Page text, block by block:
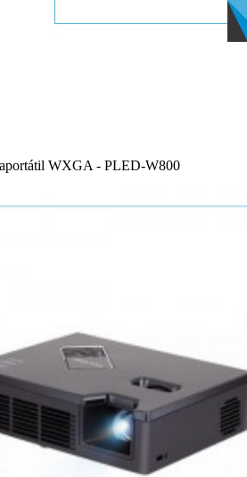
WXGA - PLED-W800